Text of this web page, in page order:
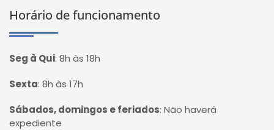
Horário de funcionamento
Seg à Qui: 8h às 18h
Sexta: 8h às 17h
Sábados, domingos e feriados: Não haverá
expediente